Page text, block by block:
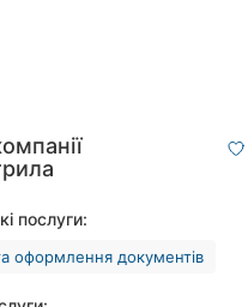
послуги:
оформлення документів